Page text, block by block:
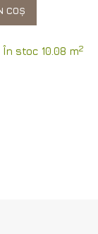
COȘ
În stoc 10.08 m2